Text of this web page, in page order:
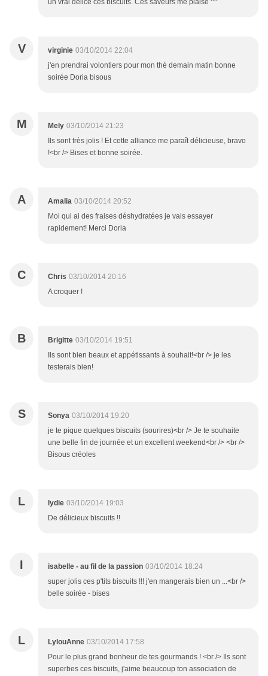
un vrai délice ces biscuits. Ces saveurs me plaise ^^
V virginie 03/10/2014 22:04
j'en prendrai volontiers pour mon thé demain matin bonne
soirée Doria bisous
M Mely 03/10/2014 21:23
Ils sont très jolis ! Et cette alliance me paraît délicieuse, bravo
!<br /> Bises et bonne soirée.
A Amalia 03/10/2014 20:52
Moi qui ai des fraises déshydratées je vais essayer
rapidement! Merci Doria
C Chris 03/10/2014 20:16
A croquer !
B Brigitte 03/10/2014 19:51
Ils sont bien beaux et appétissants à souhait!<br /> je les
testerais bien!
S Sonya 03/10/2014 19:20
je te pique quelques biscuits (sourires)<br /> Je te souhaite
une belle fin de journée et un excellent weekend<br /> <br />
Bisous créoles
L lydie 03/10/2014 19:03
De délicieux biscuits !!
I isabelle - au fil de la passion 03/10/2014 18:24
super jolis ces p'tits biscuits !!! j'en mangerais bien un ...<br />
belle soirée - bises
L LylouAnne 03/10/2014 17:58
Pour le plus grand bonheur de tes gourmands ! <br /> Ils sont
superbes ces biscuits, j'aime beaucoup ton association de